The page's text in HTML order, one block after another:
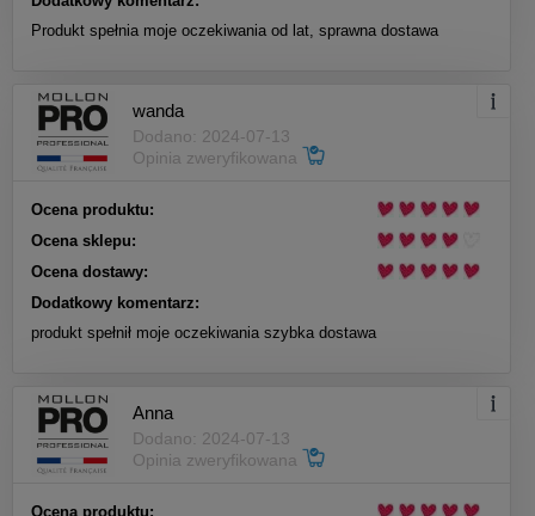
Produkt spełnia moje oczekiwania od lat, sprawna dostawa
wanda
Dodano: 2024-07-13
Opinia zweryfikowana
Ocena produktu:
Ocena sklepu:
Ocena dostawy:
Dodatkowy komentarz:
produkt spełnił moje oczekiwania szybka dostawa
Anna
Dodano: 2024-07-13
Opinia zweryfikowana
Ocena produktu: